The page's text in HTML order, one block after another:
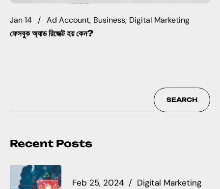
Jan 14 Ad Account Business Digital Marketing
ফেসবুক অ্যাড রিজেক্ট হয় কেন?
SEARCH
Recent Posts
Feb 25, 2024 Digital Marketing